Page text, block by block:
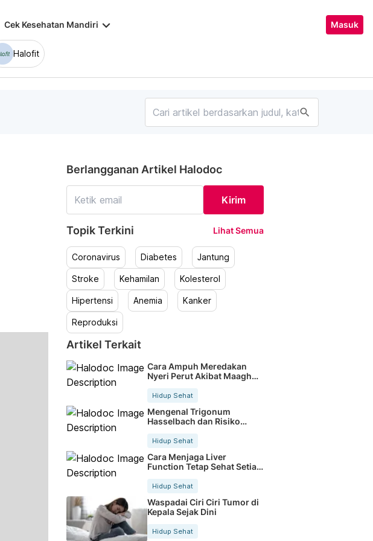
Cek Kesehatan Mandiri keyboard_arrow_down Masuk
Halofit
search
Berlangganan Artikel Halodoc
Kirim
Topik Terkini Lihat Semua
Coronavirus Diabetes Jantung
Stroke Kehamilan Kolesterol
Hipertensi Anemia Kanker
Reproduksi
Artikel Terkait
Cara Ampuh Meredakan
Nyeri Perut Akibat Maagh
Hidup Sehat
Mengenal Trigonum
Hasselbach dan Risiko
Hidup Sehat
Cara Menjaga Liver
Function Tetap Sehat Setiap
Hidup Sehat
Waspadai Ciri Ciri Tumor di
Kepala Sejak Dini
Hidup Sehat